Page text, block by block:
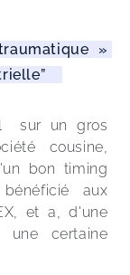
»
sur un gros
cousine,
bon timing
aux
et a, d'une
une certaine